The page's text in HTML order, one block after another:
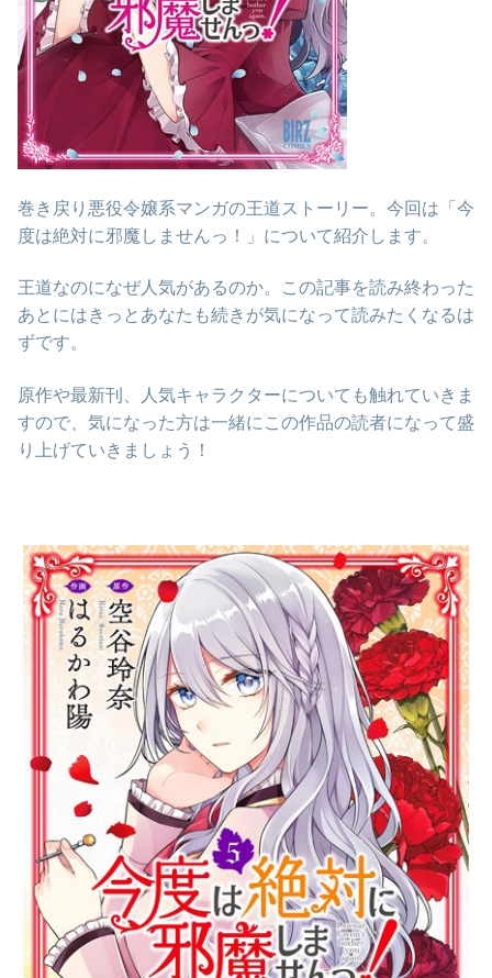
巻き戻り悪役令嬢系マンガの王道ストーリー。今回は「今
度は絶対に邪魔しませんっ！」について紹介します。
王道なのになぜ人気があるのか。この記事を読み終わった
あとにはきっとあなたも続きが気になって読みたくなるは
ずです。
原作や最新刊、人気キャラクターについても触れていきま
すので、気になった方は一緒にこの作品の読者になって盛
り上げていきましょう！